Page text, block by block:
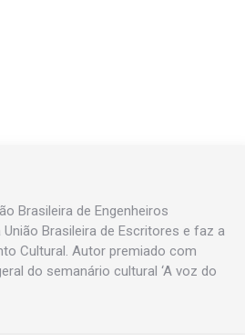
Brasileira de Engenheiros
Brasileira de Escritores e faz a
Cultural. Autor premiado com
do semanário cultural ‘A voz do